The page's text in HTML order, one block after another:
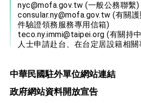
nyc@mofa.gov.tw (一般公務聯繫)
consular.ny@mofa.gov.tw (有關
件驗證領務服務專用信箱)
teco.ny.immi@taipei.org (有關持
人士申請赴台、在台定居設籍相
中華民國駐外單位網站連結
政府網站資料開放宣告